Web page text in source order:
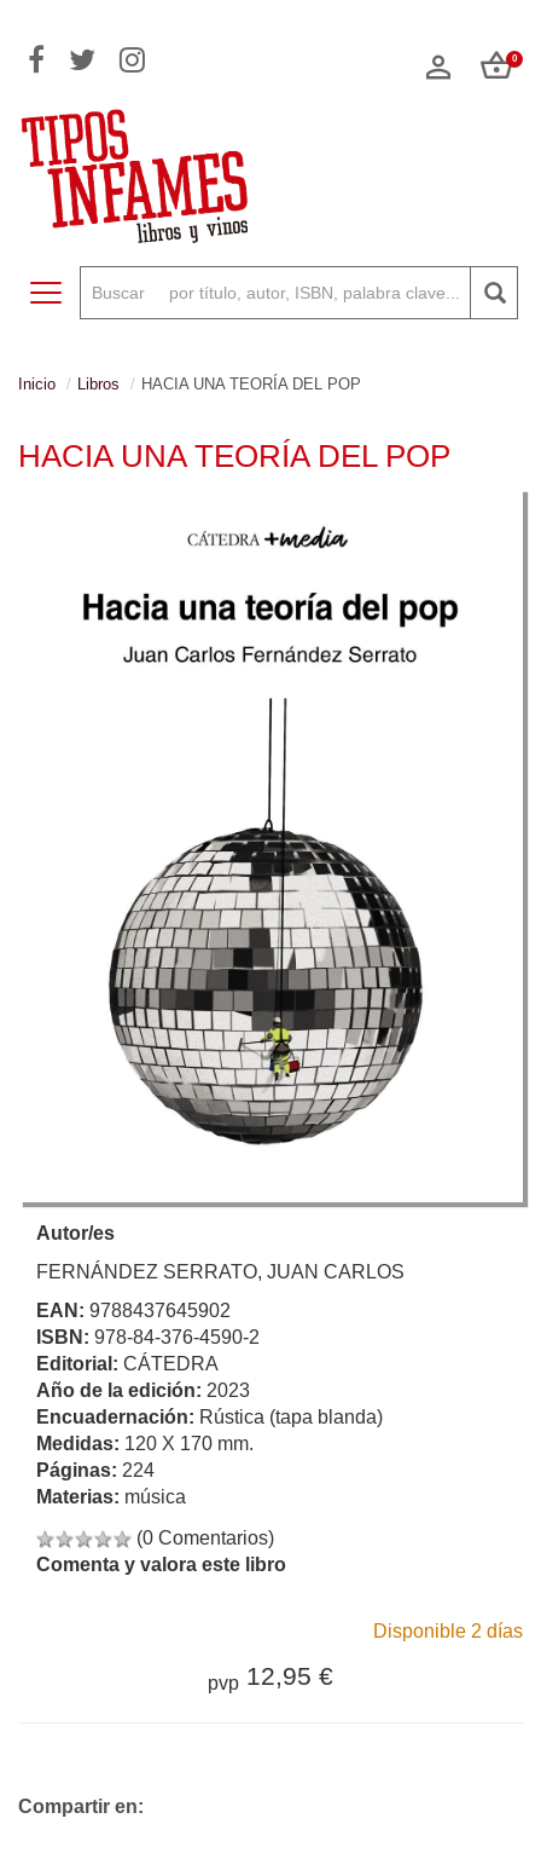
0
Toggle navigation
Inicio Libros HACIA UNA TEORÍA DEL POP
HACIA UNA TEORÍA DEL POP
Autor/es
FERNÁNDEZ SERRATO, JUAN CARLOS
EAN: 9788437645902
ISBN: 978-84-376-4590-2
Editorial: CÁTEDRA
Año de la edición: 2023
Encuadernación: Rústica (tapa blanda)
Medidas: 120 X 170 mm.
Páginas: 224
Materias: música
(0 Comentarios)
Comenta y valora este libro
Disponible 2 días
pvp 12,95 €
Compartir en: